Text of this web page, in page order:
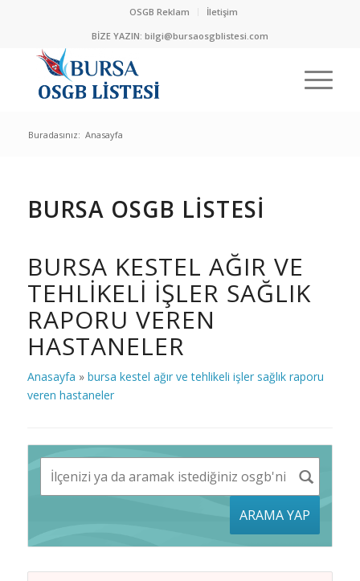
OSGB Reklam
İletişim
BİZE YAZIN: bilgi@bursaosgblistesi.com
Buradasınız: Anasayfa
BURSA OSGB LİSTESİ
BURSA KESTEL AĞIR VE
TEHLIKELI IŞLER SAĞLIK
RAPORU VEREN
HASTANELER
Anasayfa » bursa kestel ağır ve tehlikeli işler sağlık raporu
veren hastaneler
ARAMA YAP